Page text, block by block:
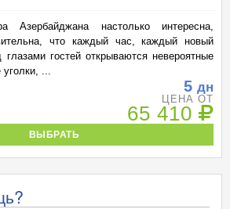
Азербайджана настолько интересна,
что каждый час, каждый новый
гостей открываются невероятные
уголки, ...
5 дн
ЦЕНА ОТ
65 410
ВЫБРАТЬ